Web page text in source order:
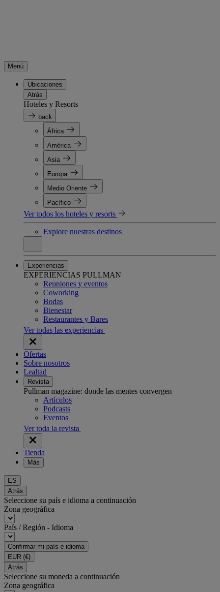
Menú
Ubicaciones
Atrás
Hoteles y Resorts
back
África
América
Asia
Europa
Medio Oriente
Pacífico
Ver todos los hoteles y resorts
Explore nuestras destinos
Experiencias
EXPERIENCIAS PULLMAN
Reuniones y eventos
Coworking
Bodas
Bienestar
Restaurantes y Bares
Ver todas las experiencias
Ofertas
Sobre nosotros
Lealtad
Revista
Pullman magazine: donde las mentes convergen
Artículos
Podcasts
Eventos
Ver toda la revista
Tienda
Más
ES
Atrás
Seleccione su país e idioma a continuación
Zona geográfica
País / Región - Idioma
Confirmar mi país e idioma
EUR (€)
Atrás
Seleccione su moneda a continuación
Zona geográfica